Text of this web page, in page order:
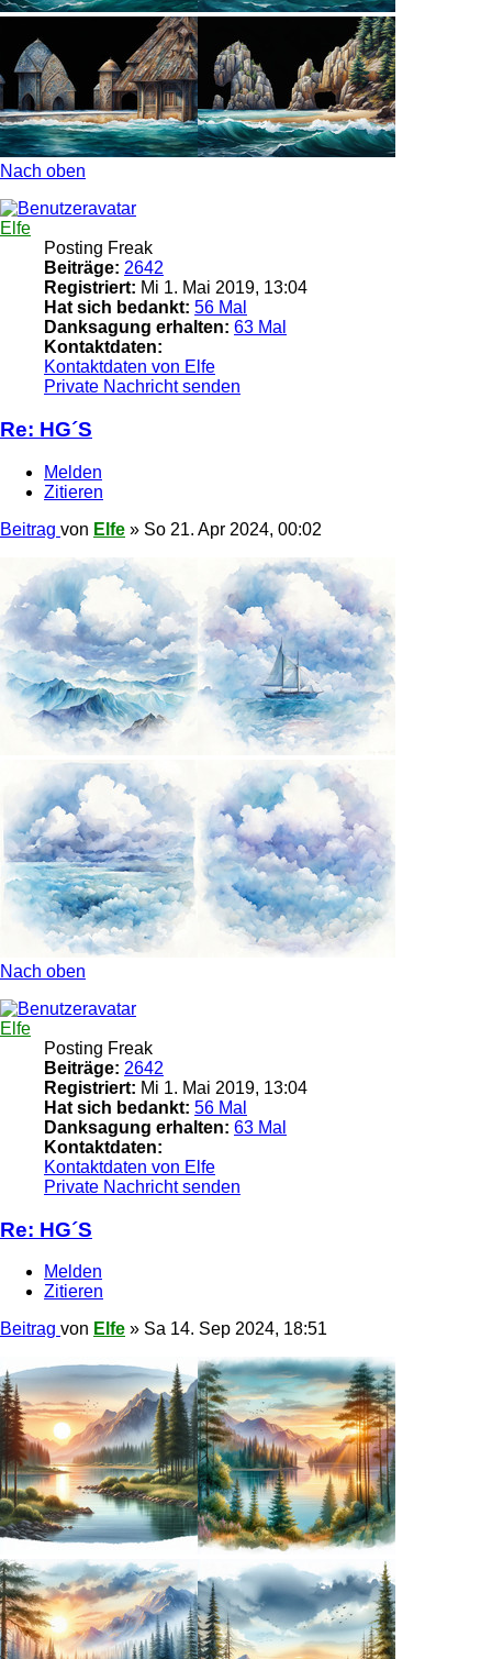
Nach oben
Elfe
Posting Freak
Beiträge: 2642
Registriert: Mi 1. Mai 2019, 13:04
Hat sich bedankt: 56 Mal
Danksagung erhalten: 63 Mal
Kontaktdaten:
Kontaktdaten von Elfe
Private Nachricht senden
Re: HG´S
Melden
Zitieren
Beitrag von Elfe » So 21. Apr 2024, 00:02
Nach oben
Elfe
Posting Freak
Beiträge: 2642
Registriert: Mi 1. Mai 2019, 13:04
Hat sich bedankt: 56 Mal
Danksagung erhalten: 63 Mal
Kontaktdaten:
Kontaktdaten von Elfe
Private Nachricht senden
Re: HG´S
Melden
Zitieren
Beitrag von Elfe » Sa 14. Sep 2024, 18:51